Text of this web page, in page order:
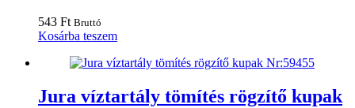
543 Ft Bruttó
Kosárba teszem
Jura víztartály tömítés rögzítő kupak